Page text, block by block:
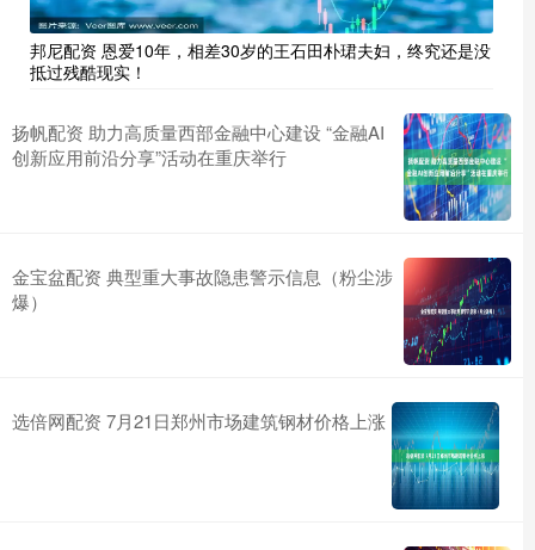
邦尼配资 恩爱10年，相差30岁的王石田朴珺夫妇，终究还是没
抵过残酷现实！
扬帆配资 助力高质量西部金融中心建设 “金融AI
创新应用前沿分享”活动在重庆举行
金宝盆配资 典型重大事故隐患警示信息（粉尘涉
爆）
选倍网配资 7月21日郑州市场建筑钢材价格上涨